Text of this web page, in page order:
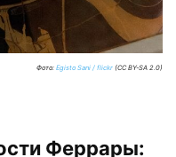
Фото: Egisto Sani / flickr (CC BY-SA 2.0)
Феррары: